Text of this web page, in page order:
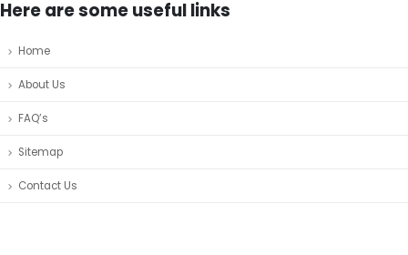
Here are some useful links
Home
About Us
FAQ’s
Sitemap
Contact Us